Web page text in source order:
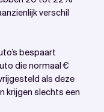
verschil
bespaart
die normaal €
als deze
krijgen slechts een